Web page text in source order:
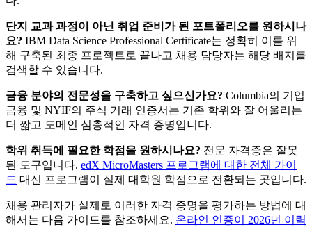
단지 교과 과정이 아닌 취업 준비가 된 포트폴리오를 원하시나
요? IBM Data Science Professional Certificate는 정확히 이를 위
해 구축된 최종 프로젝트로 끝나고 채용 담당자는 해당 배지를
검색할 수 있습니다.
금융 분야의 전문성을 구축하고 싶으신가요? Columbia의 기업
금융 및 NYIF의 주식 거래 인증서는 기존 학위와 잘 어울리는
더 짧고 도메인 심층적인 자격 증명입니다.
학위 취득에 필요한 학점을 원하시나요? 전문 자격증은 잘못
된 도구입니다. edX MicroMasters 프로그램에 대한 전체 가이
드 대신 프로그램이 실제 대학원 학점으로 전환되는 곳입니다.
채용 관리자가 실제로 이러한 자격 증명을 평가하는 방법에 대
해서는 다음 가이드를 참조하세요. 온라인 인증이 2026년 이력